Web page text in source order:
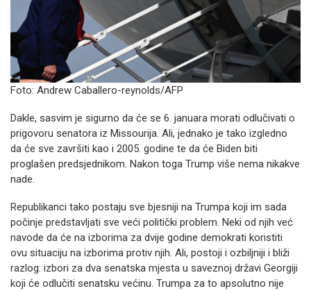
Foto: Andrew Caballero-reynolds/AFP
Dakle, sasvim je sigurno da će se 6. januara morati odlučivati o
prigovoru senatora iz Missourija. Ali, jednako je tako izgledno
da će sve završiti kao i 2005. godine te da će Biden biti
proglašen predsjednikom. Nakon toga Trump više nema nikakve
nade.
Republikanci tako postaju sve bjesniji na Trumpa koji im sada
počinje predstavljati sve veći politički problem. Neki od njih već
navode da će na izborima za dvije godine demokrati koristiti
ovu situaciju na izborima protiv njih. Ali, postoji i ozbiljniji i bliži
razlog: izbori za dva senatska mjesta u saveznoj državi Georgiji
koji će odlučiti senatsku većinu. Trumpa za to apsolutno nije